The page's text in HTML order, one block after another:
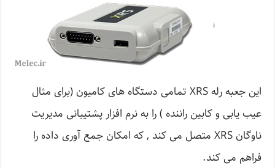
این جعبه رله XRS تمامی دستگاه های کامیون (برای مثال
عیب یابی و کابین راننده ) را به نرم افزار پشتیبانی مدیریت
ناوگان XRS متصل می کند , که امکان جمع آوری داده را
فراهم می کند.